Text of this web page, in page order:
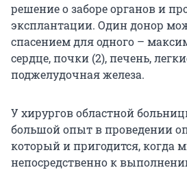
решение о заборе органов и
эксплантации. Один донор
спасением для одного –
сердце, почки (2), печень,
поджелудочная железа.
У хирургов областной
большой опыт в проведении
который и пригодится, когда
непосредственно к